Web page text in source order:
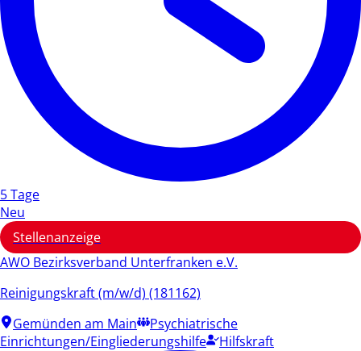
5 Tage
Neu
Stellenanzeige
AWO Bezirksverband Unterfranken e.V.
Reinigungskraft (m/w/d) (181162)
Gemünden am Main
Psychiatrische
Einrichtungen/Eingliederungshilfe
Hilfskraft